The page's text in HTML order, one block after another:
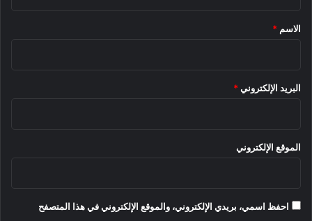
*
الاسم *
البريد الإلكتروني *
الموقع الإلكتروني
احفظ اسمي، بريدي الإلكتروني، والموقع الإلكتروني في هذا المتصفح